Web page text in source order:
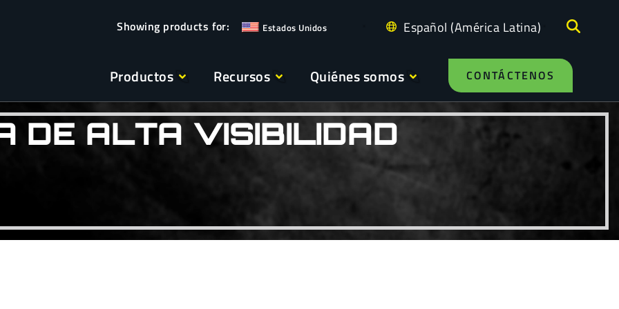
Estados Unidos Español (América Latina)
Productos Recursos Quiénes somos CONTÁCTENOS
DE ALTA VISIBILIDAD